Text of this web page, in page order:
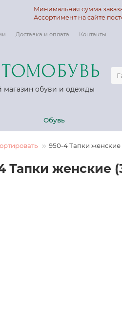
Минимальная сумма
Ассортимент на сайте
Доставка и оплата Контакты
магазин обуви и одежды
Обувь
950-4 Тапки женские
Тапки женские